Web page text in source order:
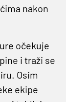
nakon
očekuje
i traži se
Osim
ekipe